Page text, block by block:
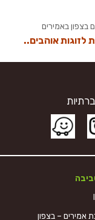
בצפון באמירים
לזוגות אוהבים..
אמירים – בצפון